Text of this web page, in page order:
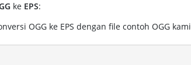
ke EPS:
OGG ke EPS dengan file contoh OGG kami